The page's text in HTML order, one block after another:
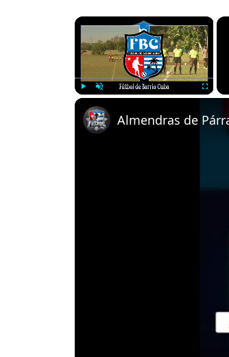
×
Almendras de